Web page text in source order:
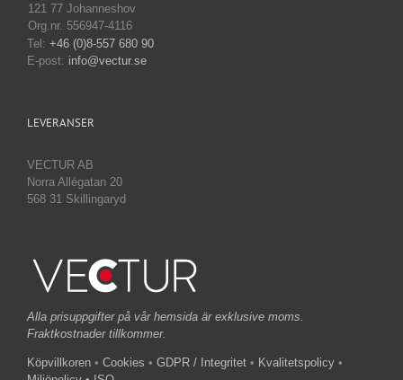
121 77 Johanneshov
Org.nr. 556947-4116
Tel: +46 (0)8-557 680 90
E-post: info@vectur.se
LEVERANSER
VECTUR AB
Norra Allégatan 20
568 31 Skillingaryd
Alla prisuppgifter på vår hemsida är exklusive moms.
Fraktkostnader tillkommer.
Köpvillkoren • Cookies • GDPR / Integritet • Kvalitetspolicy •